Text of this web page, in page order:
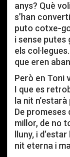
anys? Què
s’han
puto cotxe-
i sense putes
els
que eren
Però en Toni
I que es
la nit
De promeses
millor, de no
lluny, i
nit eterna i